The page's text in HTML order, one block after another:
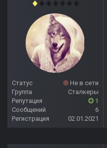
Статус
Не в сети
Группа
Сталкеры
Репутация
1
Сообщений
6
Регистрация
02.01.2021